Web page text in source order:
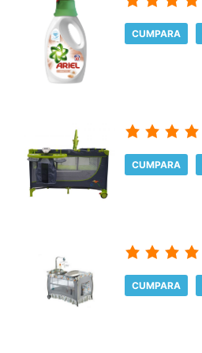
CUMPARA
CUMPARA
CUMPARA